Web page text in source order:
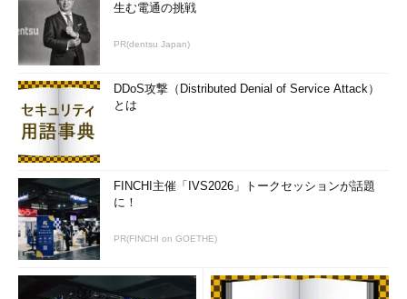
生む電通の挑戦
PR(dentsu Japan)
DDoS攻撃（Distributed Denial of Service Attack）
とは
FINCHI主催「IVS2026」トークセッションが話題
に！
PR(FINCHI on GOETHE)